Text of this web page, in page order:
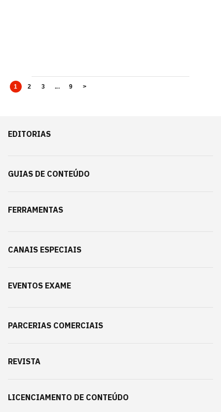
1 2 3 ... 9 >
EDITORIAS
GUIAS DE CONTEÚDO
FERRAMENTAS
CANAIS ESPECIAIS
EVENTOS EXAME
PARCERIAS COMERCIAIS
REVISTA
LICENCIAMENTO DE CONTEÚDO